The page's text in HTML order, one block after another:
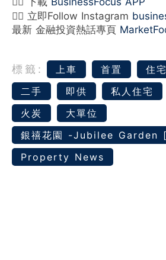
👉🏻 立即Follow Instagram
最新 金融投資熱話專頁
標籤: 上車 首置 住宅
二手
即供 私人住宅
火炭
大單位
銀禧花園 -Jubilee Garden
Property News